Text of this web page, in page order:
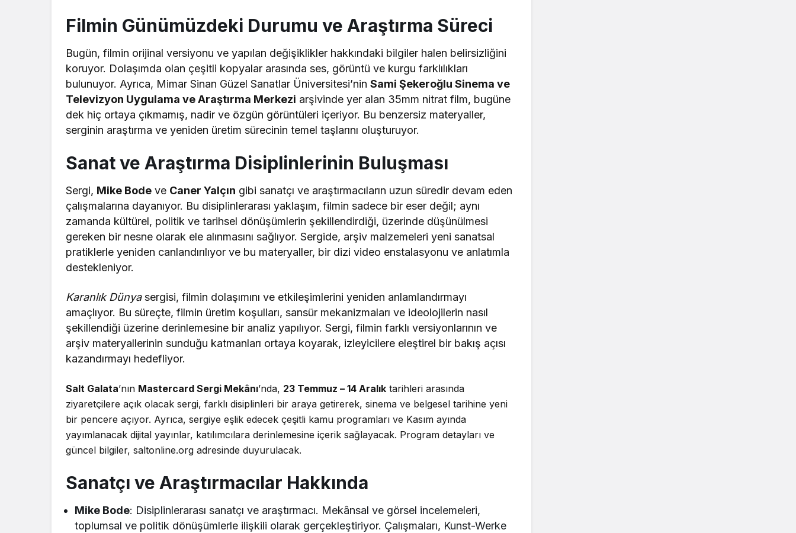
Filmin Günümüzdeki Durumu ve Araştırma Süreci
Bugün, filmin orijinal versiyonu ve yapılan değişiklikler hakkındaki bilgiler halen belirsizliğini
koruyor. Dolaşımda olan çeşitli kopyalar arasında ses, görüntü ve kurgu farklılıkları
bulunuyor. Ayrıca, Mimar Sinan Güzel Sanatlar Üniversitesi’ninSami Şekeroğlu Sinema ve
Televizyon Uygulama ve Araştırma Merkezi arşivinde yer alan 35mm nitrat film, bugüne
dek hiç ortaya çıkmamış, nadir ve özgün görüntüleri içeriyor. Bu benzersiz materyaller,
serginin araştırma ve yeniden üretim sürecinin temel taşlarını oluşturuyor.
Sanat ve Araştırma Disiplinlerinin Buluşması
Sergi, Mike Bode ve Caner Yalçın gibi sanatçı ve araştırmacıların uzun süredir devam eden
çalışmalarına dayanıyor. Bu disiplinlerarası yaklaşım, filmin sadece bir eser değil; aynı
zamanda kültürel, politik ve tarihsel dönüşümlerin şekillendirdiği, üzerinde düşünülmesi
gereken bir nesne olarak ele alınmasını sağlıyor. Sergide, arşiv malzemeleri yeni sanatsal
pratiklerle yeniden canlandırılıyor ve bu materyaller, bir dizi video enstalasyonu ve anlatımla
destekleniyor.
Karanlık Dünyasergisi, filmin dolaşımını ve etkileşimlerini yeniden anlamlandırmayı
amaçlıyor. Bu süreçte, filmin üretim koşulları, sansür mekanizmaları ve ideolojilerin nasıl
şekillendiği üzerine derinlemesine bir analiz yapılıyor. Sergi, filmin farklı versiyonlarının ve
arşiv materyallerinin sunduğu katmanları ortaya koyarak, izleyicilere eleştirel bir bakış açısı
kazandırmayı hedefliyor.
Salt Galata’nın Mastercard Sergi Mekânı’nda, 23 Temmuz – 14 Aralık tarihleri arasında
ziyaretçilere açık olacak sergi, farklı disiplinleri bir araya getirerek, sinema ve belgesel tarihine yeni
bir pencere açıyor. Ayrıca, sergiye eşlik edecek çeşitli kamu programları ve Kasım ayında
yayımlanacak dijital yayınlar, katılımcılara derinlemesine içerik sağlayacak. Program detayları ve
güncel bilgiler,saltonline.org adresinde duyurulacak.
Sanatçı ve Araştırmacılar Hakkında
Mike Bode: Disiplinlerarası sanatçı ve araştırmacı. Mekânsal ve görsel incelemeleri,
toplumsal ve politik dönüşümlerle ilişkili olarak gerçekleştiriyor. Çalışmaları, Kunst-Werke